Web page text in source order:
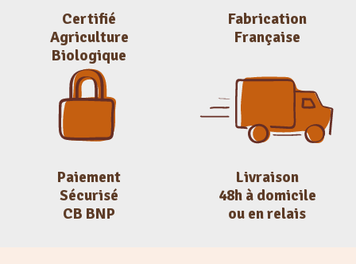
Certifié
Agriculture
Biologique
Fabrication
Française
Paiement
Sécurisé
CB BNP
Livraison
48h à domicile
ou en relais